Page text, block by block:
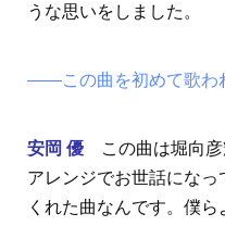
うな思いをしました。
――この曲を初めて歌わ
安岡 優
この曲は堀向
アレンジでお世話にな
くれた曲なんです。僕ら